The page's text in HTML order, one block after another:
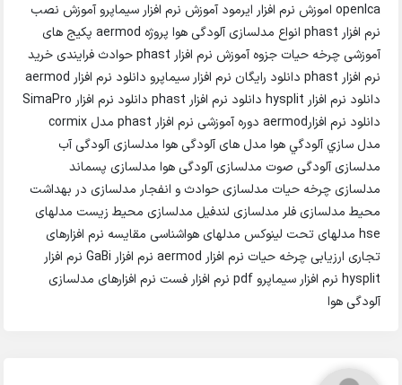
openlca اموزش نرم افزار ایرمود آموزش نرم افزار سیماپرو آموزش نصب
نرم افزار phast انواع مدلسازی آلودگی هوا پروژه aermod پکیج های
آموزشی چرخه حیات جزوه آموزش نرم افزار phast حوادث فرایندی خرید
نرم افزار phast دانلود رایگان نرم افزار سیماپرو دانلود نرم افزار aermod
دانلود نرم افزار hysplit دانلود نرم افزار phast دانلود نرم افزار SimaPro
دانلود نرم افزارaermod دوره آموزشی نرم افزار phast مدل cormix
مدل سازي آلودگي هوا مدل های آلودگی هوا مدلسازی آلودگی آب
مدلسازی آلودگی صوت مدلسازی آلودگی هوا مدلسازی پسماند
مدلسازی چرخه حیات مدلسازی حوادث و انفجار مدلسازی در بهداشت
محیط مدلسازی فلر مدلسازی لندفیل مدلسازی محیط زیست مدلهای
hse مدلهای تحت لینوکس مدلهای هواشناسی مقایسه نرم افزارهای
تجاری ارزیابی چرخه حیات نرم افزار aermod نرم افزار GaBi نرم افزار
hysplit نرم افزار سیماپرو pdf نرم افزار فست نرم افزارهای مدلسازی
آلودگی هوا